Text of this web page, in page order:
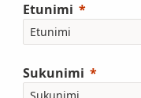
Etunimi
Sukunimi